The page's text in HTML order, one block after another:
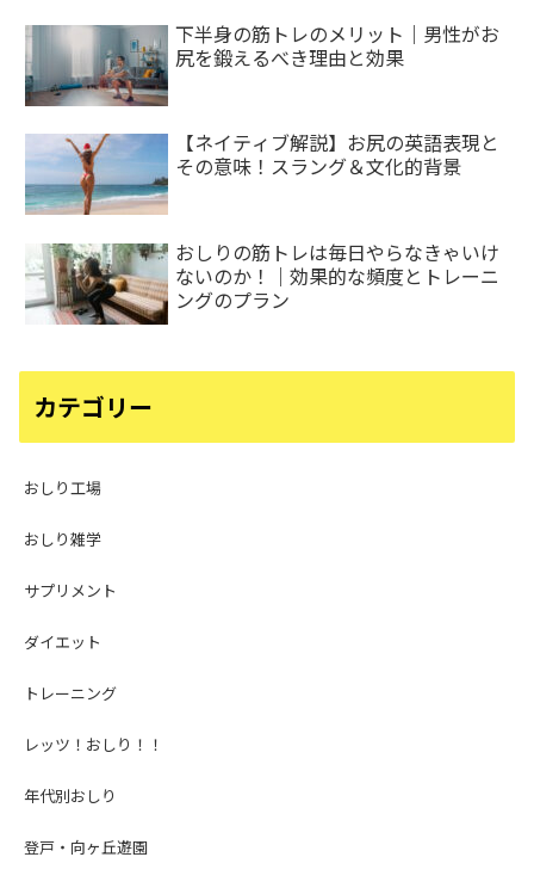
下半身の筋トレのメリット｜男性がお
尻を鍛えるべき理由と効果
【ネイティブ解説】お尻の英語表現と
その意味！スラング＆文化的背景
おしりの筋トレは毎日やらなきゃいけ
ないのか！｜効果的な頻度とトレーニ
ングのプラン
カテゴリー
おしり工場
おしり雑学
サプリメント
ダイエット
トレーニング
レッツ！おしり！！
年代別おしり
登戸・向ヶ丘遊園